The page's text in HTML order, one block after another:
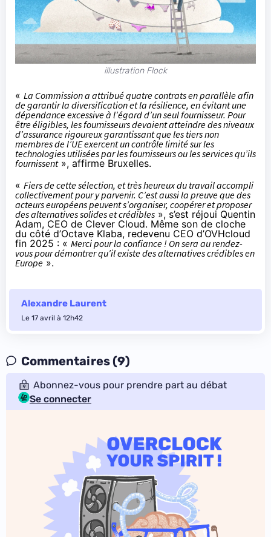
illustration Flock
« La Commission a attribué quatre contrats en parallèle afin
de garantir la diversification et la résilience, en évitant une
dépendance excessive à l’égard d’un seul fournisseur. Pour
être éligibles, les fournisseurs devaient atteindre des niveaux
d’assurance rigoureux garantissant que les tiers non
membres de l’UE exercent un contrôle limité sur les
technologies utilisées par les fournisseurs ou les services qu’ils
fournissent», affirme Bruxelles.
« Fiers de cette sélection, et très heureux du travail accompli
collectivement pour y parvenir. C’est aussi la preuve que des
acteurs européens peuvent s’organiser, coopérer et proposer
des alternatives solides et crédibles », s’est réjouiQuentin
Adam, CEO de Clever Cloud. Même son de cloche
du côté d’Octave Klaba, redevenu CEO d’OVHcloud
fin 2025 : « Merci pour la confiance ! On sera au rendez-
vous pour démontrer qu’il existe des alternatives crédibles en
Europe ».
Alexandre Laurent
Le 17 avril à 12h42
Commentaires (9)
Abonnez-vous pour prendre part au débat
Se connecter